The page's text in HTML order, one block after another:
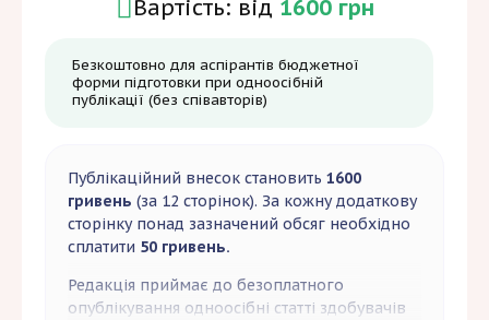
Вартість: від 1600 грн
Безкоштовно для аспірантів бюджетної
форми підготовки при одноосібній
публікації (без співавторів)
Публікаційний внесок становить 1600
гривень (за 12 сторінок). За кожну додаткову
сторінку понад зазначений обсяг необхідно
сплатити 50 гривень.
Редакція приймає до безоплатного
опублікування одноосібні статті здобувачів